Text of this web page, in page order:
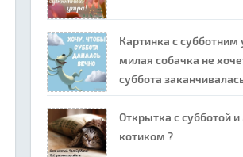
Картинка с субботним
милая собачка не
суббота
Открытка с субботой
котиком ?